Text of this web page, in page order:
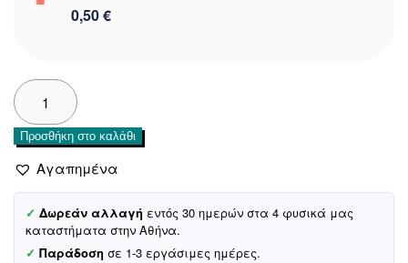
0,50 €
Joyce
μακό
σορτσάκι
«Green
Stitch»
ποσότητα
Προσθήκη στο καλάθι
Αγαπημένα
✓ Δωρεάν αλλαγή εντός 30 ημερών στα 4 φυσικά μας
καταστήματα στην Αθήνα.
✓ Παράδοση σε 1-3 εργάσιμες ημέρες.